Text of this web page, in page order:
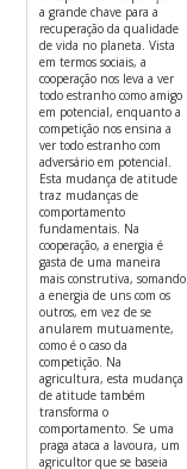
a grande chave para a
recuperação da qualidade
de vida no planeta. Vista
em termos sociais, a
cooperação nos leva a ver
todo estranho como amigo
em potencial, enquanto a
competição nos ensina a
ver todo estranho com
adversário em potencial.
Esta mudança de atitude
traz mudanças de
comportamento
fundamentais. Na
cooperação, a energia é
gasta de uma maneira
mais construtiva, somando
a energia de uns com os
outros, em vez de se
anularem mutuamente,
como é o caso da
competição. Na
agricultura, esta mudança
de atitude também
transforma o
comportamento. Se uma
praga ataca a lavoura, um
agricultor que se baseia